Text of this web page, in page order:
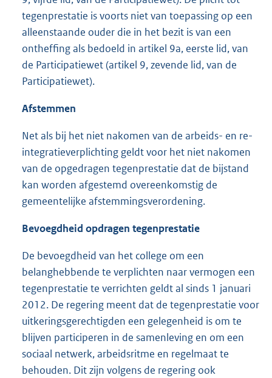
tegenprestatie is voorts niet van toepassing op een
alleenstaande ouder die in het bezit is van een
ontheffing als bedoeld in artikel 9a, eerste lid, van
de Participatiewet (artikel 9, zevende lid, van de
Participatiewet).
Afstemmen
Net als bij het niet nakomen van de arbeids- en re-
integratieverplichting geldt voor het niet nakomen
van de opgedragen tegenprestatie dat de bijstand
kan worden afgestemd overeenkomstig de
gemeentelijke afstemmingsverordening.
Bevoegdheid opdragen tegenprestatie
De bevoegdheid van het college om een
belanghebbende te verplichten naar vermogen een
tegenprestatie te verrichten geldt al sinds 1 januari
2012. De regering meent dat de tegenprestatie voor
uitkeringsgerechtigden een gelegenheid is om te
blijven participeren in de samenleving en om een
sociaal netwerk, arbeidsritme en regelmaat te
behouden. Dit zijn volgens de regering ook